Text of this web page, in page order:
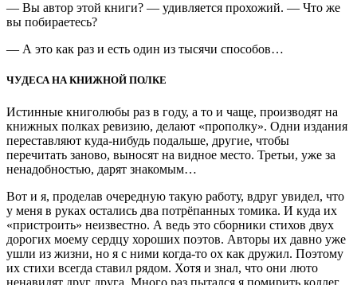
— Вы автор этой книги? — удивляется прохожий. — Что же
вы побираетесь?
— А это как раз и есть один из тысячи способов…
ЧУДЕСА НА КНИЖНОЙ ПОЛКЕ
Истинные книголюбы раз в году, а то и чаще, производят на
книжных полках ревизию, делают «прополку». Одни издания
переставляют куда-нибудь подальше, другие, чтобы
перечитать заново, выносят на видное место. Третьи, уже за
ненадобностью, дарят знакомым…
Вот и я, проделав очередную такую работу, вдруг увидел, что
у меня в руках остались два потрёпанных томика. И куда их
«пристроить» неизвестно. А ведь это сборники стихов двух
дорогих моему сердцу хороших поэтов. Авторы их давно уже
ушли из жизни, но я с ними когда-то ох как дружил. Поэтому
их стихи всегда ставил рядом. Хотя и знал, что они люто
ненавидят друг друга. Много раз пытался я помирить коллег